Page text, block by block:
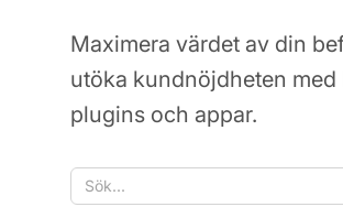
Maximera värdet av din
utöka kundnöjdheten
plugins och appar.